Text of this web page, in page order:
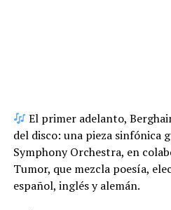
El primer adelanto,
del disco: una pieza sinfónica
Symphony Orchestra, en
Tumor, que mezcla poesía,
español, inglés y alemán.